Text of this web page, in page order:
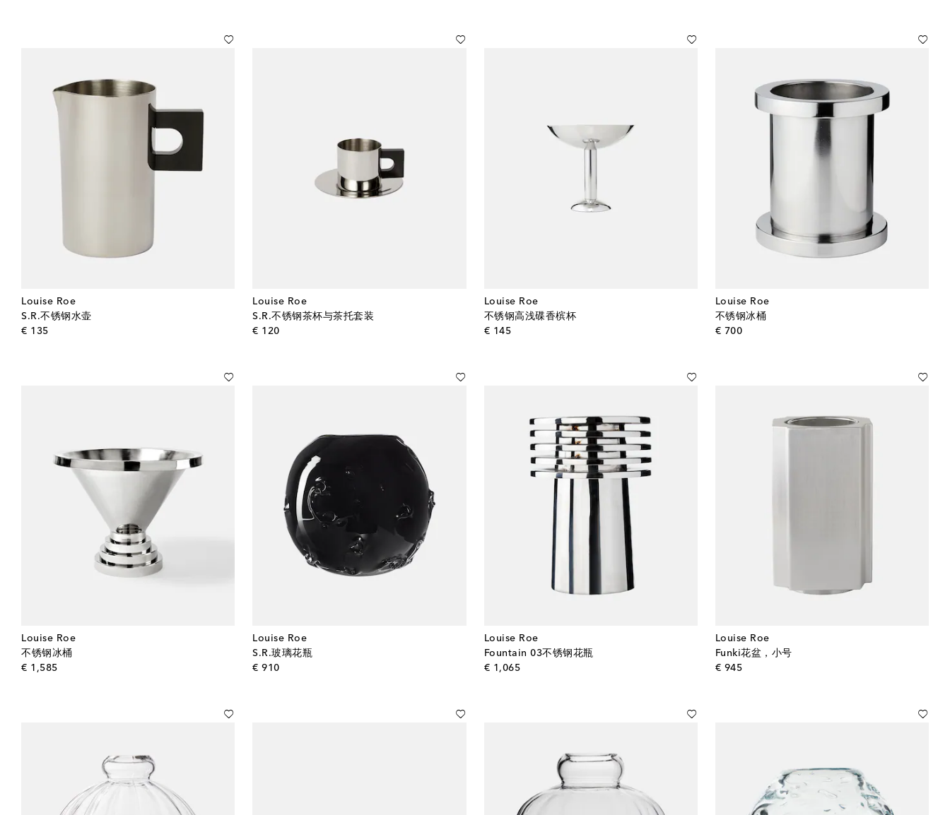
Louise Roe
S.R.不锈钢水壶
€ 135original price
Louise Roe
S.R.不锈钢茶杯与茶托套装
€ 120original price
Louise Roe
不锈钢高浅碟香槟杯
€ 145original price
Louise Roe
不锈钢冰桶
€ 700original price
Louise Roe
不锈钢冰桶
€ 1,585original price
Louise Roe
S.R.玻璃花瓶
€ 910original price
Louise Roe
Fountain 03不锈钢花瓶
€ 1,065original price
Louise Roe
Funki花盆，小号
€ 945original price